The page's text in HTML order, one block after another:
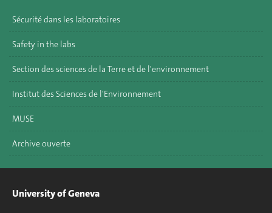
Sécurité dans les laboratoires
Safety in the labs
Section des sciences de la Terre et de l'environnement
Institut des Sciences de l'Environnement
MUSE
Archive ouverte
University of Geneva